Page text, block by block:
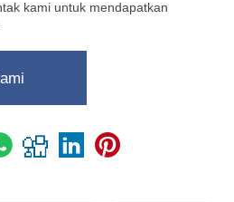
kami untuk mendapatkan